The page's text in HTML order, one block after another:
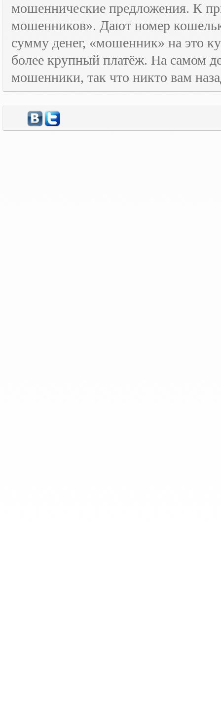
мошеннические предложения. К
мошенников». Дают номер
сумму денег, «мошенник» на это
более крупный платёж. На самом
мошенники, так что никто вам